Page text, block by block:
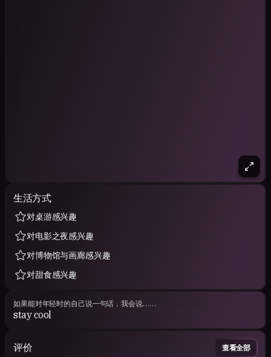
生活方式
对桌游感兴趣
对电影之夜感兴趣
对博物馆与画廊感兴趣
对甜食感兴趣
如果能对年轻时的自己说一句话，我会说……
stay cool
评价 查看全部